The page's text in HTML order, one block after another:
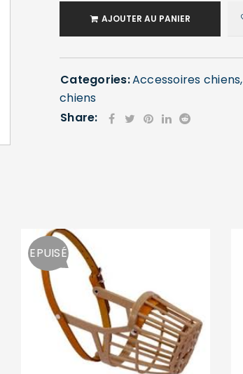
Se souvenir de moi
AJOUTER AU PANIER
Categories:Accessoires chiens,
chiens
Share:
EPUISÉ